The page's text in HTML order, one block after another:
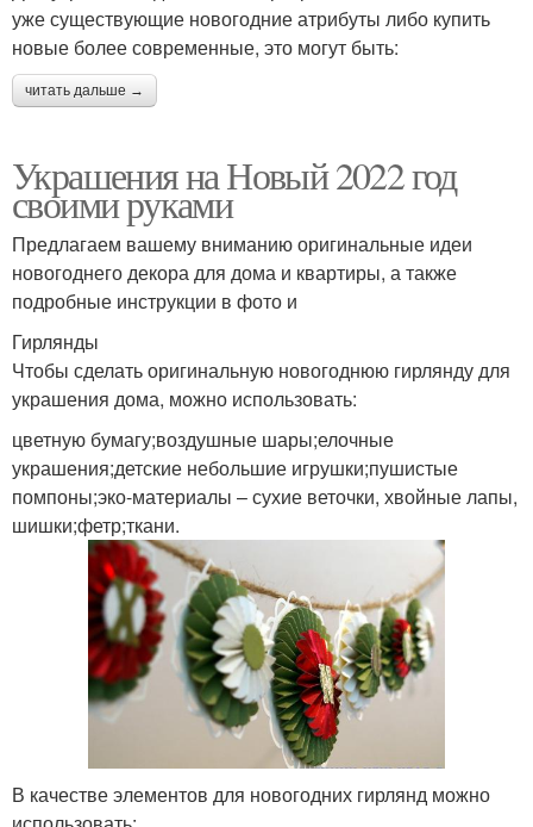
уже существующие новогодние атрибуты либо купить
новые более современные, это могут быть:
читать дальше →
Украшения на Новый 2022 год
своими руками
Предлагаем вашему вниманию оригинальные идеи
новогоднего декора для дома и квартиры, а также
подробные инструкции в фото и
Гирлянды
Чтобы сделать оригинальную новогоднюю гирлянду для
украшения дома, можно использовать:
цветную бумагу;воздушные шары;елочные
украшения;детские небольшие игрушки;пушистые
помпоны;эко-материалы – сухие веточки, хвойные лапы,
шишки;фетр;ткани.
В качестве элементов для новогодних гирлянд можно